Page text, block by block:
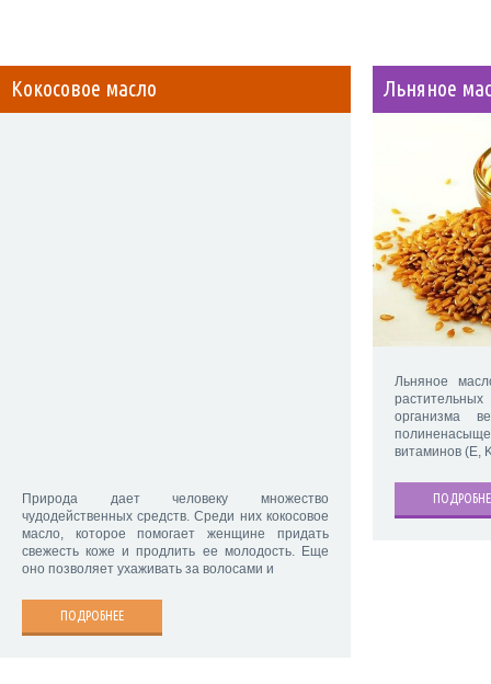
Кокосовое масло
Природа дает человеку множество
чудодейственных средств. Среди них кокосовое
масло, которое помогает женщине придать
свежесть коже и продлить ее молодость. Еще
оно позволяет ухаживать за волосами и
ПОДРОБНЕЕ
Льняное
Льняное
организма
витаминов (E,